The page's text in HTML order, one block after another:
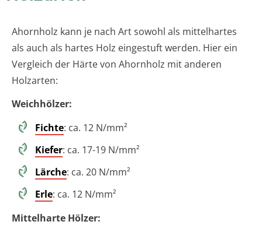
Ahornholz kann je nach Art sowohl als mittelhartes
als auch als hartes Holz eingestuft werden. Hier ein
Vergleich der Härte von Ahornholz mit anderen
Holzarten:
Weichhölzer:
Fichte: ca. 12 N/mm²
Kiefer: ca. 17-19 N/mm²
Lärche: ca. 20 N/mm²
Erle: ca. 12 N/mm²
Mittelharte Hölzer: